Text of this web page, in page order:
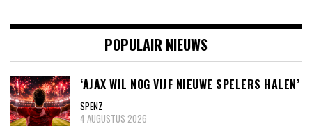
POPULAIR NIEUWS
‘AJAX WIL NOG VIJF NIEUWE SPELERS HALEN’
SPENZ
4 AUGUSTUS 2026